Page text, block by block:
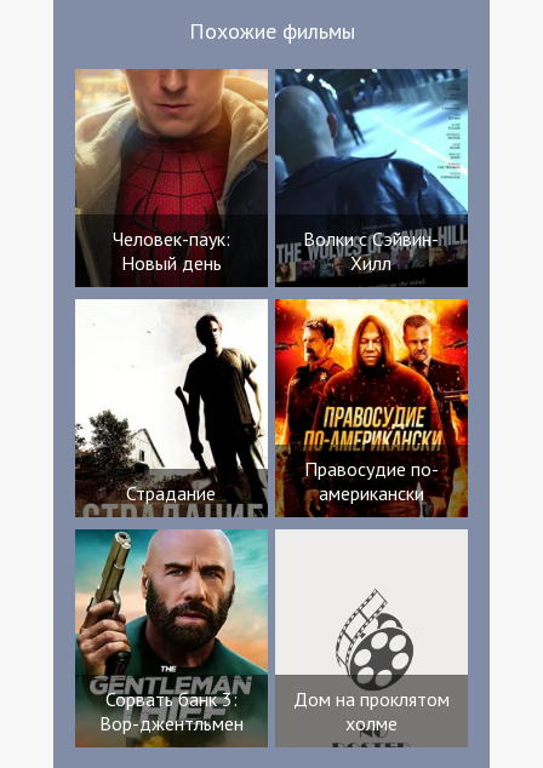
Похожие фильмы
Человек-паук:
Новый день
Волки с Сэйвин-
Хилл
Страдание
Правосудие по-
американски
Сорвать банк 3:
Вор-джентльмен
Дом на проклятом
холме